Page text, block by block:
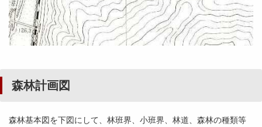
森林計画図
森林基本図を下図にして、林班界、小班界、林道、森林の種類等